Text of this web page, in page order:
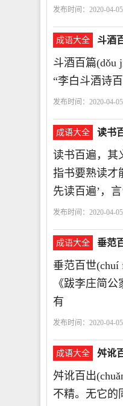
发布时间：2020-04-05
成语大全 斗酒
斗酒百篇(dǒu
“李白斗酒诗
发布时间：2020-04-05
成语大全 读书
读书百遍，其
指书要熟读才
先读百遍’，
发布时间：2020-04-05
成语大全 垂范
垂范百世(chuí
《跋李庄简
有
发布时间：2020-04-05
成语大全 舛讹
舛讹百出
不精。无它的